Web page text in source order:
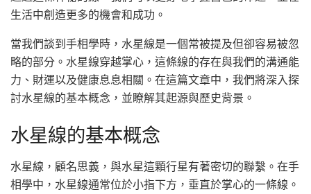
生活中創造更多的機會和成功。
當我們談到手相學時，水星線是一個常被提及但卻容易被忽
略的部分。水星線穿越掌心，這條線的存在與我們的溝通能
力、財運以及健康息息相關。在這篇文章中，我們將深入探
討水星線的基本概念，並瞭解其起源與歷史背景。
水星線的基本概念
水星線，顧名思義，與水星這顆行星有著密切的聯繫。在手
相學中，水星線通常位於小指下方，垂直於掌心的一條線。